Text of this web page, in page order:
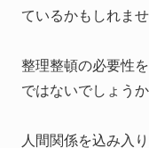
ているかもしれませ
整理整頓の必要性
ではないでしょうか
人間関係を込み入